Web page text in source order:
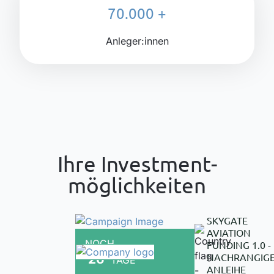
70.000 +
Anleger:innen
Ihre Investment­
möglichkeiten
NOCH
26 TAGE
SKYGATE
AVIATION
FUNDING 1.0 -
ANLEIHE